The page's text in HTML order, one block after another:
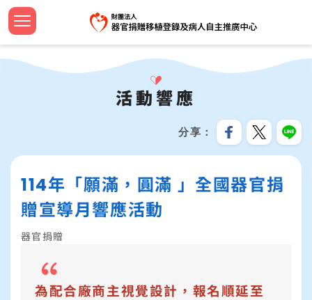
跳
要
活動響應
分享
:::
114年「願滿，圓滿 」全國器官捐
贈宣導月響應活動
器官捐贈
為配合廠商主視覺設計，報名順延至
首頁
器官捐贈移植
生命教育推廣
預立意願
公開資訊
資訊安
歷屆名單
監察報告
年度預
受補助
活動響應
年度獎勵
公開徵
臺灣國
家屬關
通報基
安寧療護
世界安
安寧緩
植愛半
兒童繪本
海報及
志工專區
企業合作
教育訓練